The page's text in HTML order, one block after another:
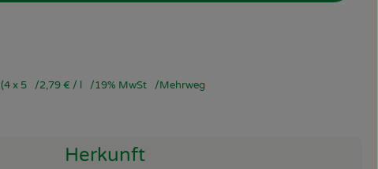
x 5 2,79 € / l 19% MwSt Mehrweg
Herkunft